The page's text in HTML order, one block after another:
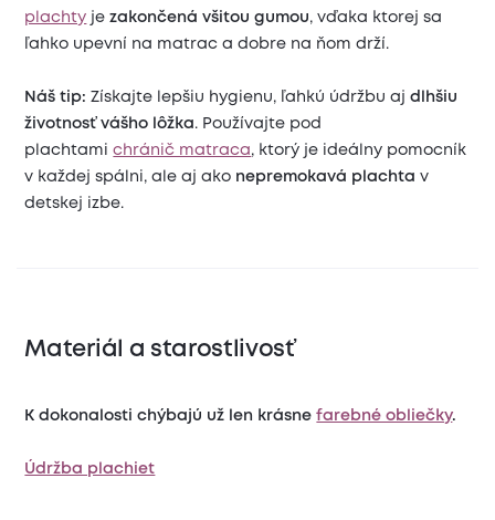
plachty jezakončená všitou gumou, vďaka ktorej sa
ľahko upevní na matrac a dobre na ňom drží.
Náš tip: Získajte lepšiu hygienu, ľahkú údržbu ajdlhšiu
životnosť vášho lôžka. Používajte pod
plachtamichránič matraca, ktorý je ideálny pomocník
v každej spálni, ale aj ako nepremokavá plachta v
detskej izbe.
Materiál a starostlivosť
K dokonalosti chýbajú už len krásnefarebné obliečky.
Údržba plachiet